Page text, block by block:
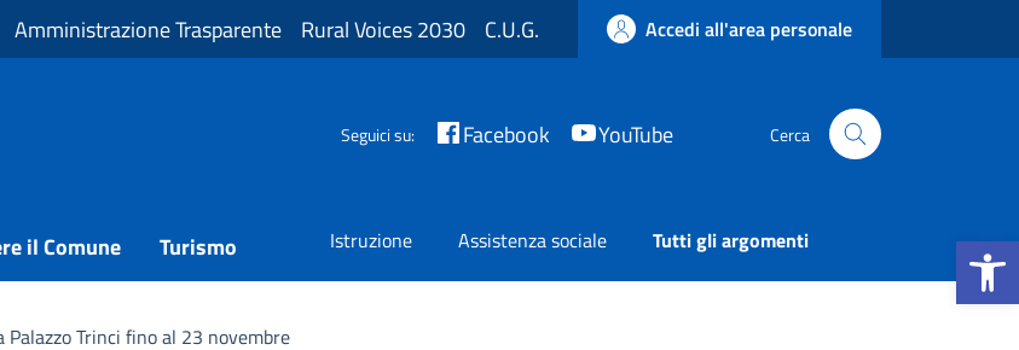
Apri la
Amministrazione Trasparente Rural Voices 2030 C.U.G. Accedi all'area personale
Seguici su: Facebook YouTube Cerca
il Comune Turismo Istruzione Assistenza sociale Tutti gli argomenti
Palazzo Trinci fino al 23 novembre